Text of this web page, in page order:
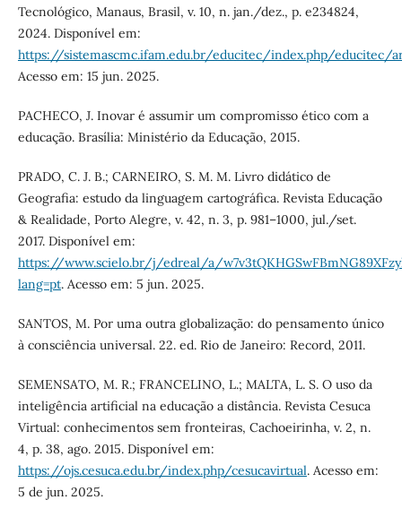
Tecnológico, Manaus, Brasil, v. 10, n. jan./dez., p. e234824,
2024. Disponível em:
https://sistemascmc.ifam.edu.br/educitec/index.php/educitec/
Acesso em: 15 jun. 2025.
PACHECO, J. Inovar é assumir um compromisso ético com a
educação. Brasília: Ministério da Educação, 2015.
PRADO, C. J. B.; CARNEIRO, S. M. M. Livro didático de
Geografia: estudo da linguagem cartográfica. Revista Educação
& Realidade, Porto Alegre, v. 42, n. 3, p. 981–1000, jul./set.
2017. Disponível em:
https://www.scielo.br/j/edreal/a/
lang=pt. Acesso em: 5 jun. 2025.
SANTOS, M. Por uma outra globalização: do pensamento único
à consciência universal. 22. ed. Rio de Janeiro: Record, 2011.
SEMENSATO, M. R.; FRANCELINO, L.; MALTA, L. S. O uso da
inteligência artificial na educação a distância. Revista Cesuca
Virtual: conhecimentos sem fronteiras, Cachoeirinha, v. 2, n.
4, p. 38, ago. 2015. Disponível em:
https://ojs.cesuca.edu.br/index.php/cesucavirtual. Acesso em:
5 de jun. 2025.